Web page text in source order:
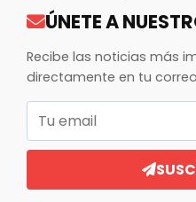
ÚNETE A
Recibe las noticias más
directamente en tu
Correo electrónico